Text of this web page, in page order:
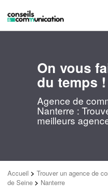
On vous
du temps !
Agence de
Nanterre :
meilleurs
Accueil > Trouver un agence de
de Seine > Nanterre